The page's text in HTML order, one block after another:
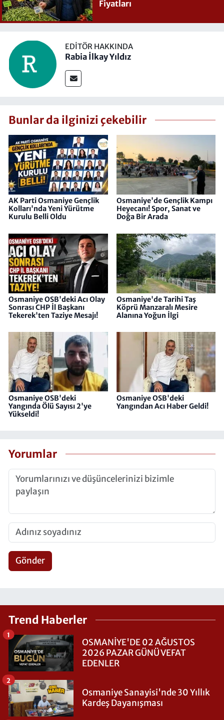
Fiyatları
EDITÖR HAKKINDA
Rabia İlkay Yıldız
Bunlar da ilginizi çekebilir
AK Parti Osmaniye Gençlik
Kolları'nda Yeni Yürütme
Kurulu Belli Oldu
Osmaniye'de Gençlik Kampı
Heyecanı! Spor, Sanat ve
Doğa Bir Arada
Osmaniye OSB'deki Acı Olay
Sonrası CHP İl Başkanı
Tekerek'ten Taziye Mesajı!
Osmaniye'de Tarihi Taş
Köprü Manzaralı Mesire
Alanına Yoğun İlgi
Osmaniye OSB'deki
Yangında Ölü Sayısı 2'ye
Yükseldi!
Osmaniye OSB'deki
Yangından Acı Haber Geldi!
Yorumlar
Gönder
Trend Haberler
OSMANİYE'DE 02 AĞUSTOS
2026 PAZAR GÜNÜ VEFAT
EDENLER
1
Osmaniye Sanayisi'nde 30 Yıllık
Kardeş Dayanışması
2